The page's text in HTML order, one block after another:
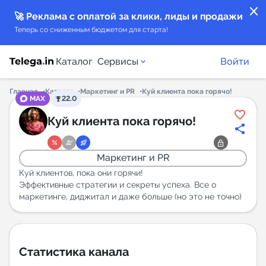
close
🚀 Реклама с оплатой за клики, лиды и продажи
Теперь со сниженным бюджетом для старта!
Каталог Сервисы
Каталог каналов
Каталог ботов
Горящие предложения
Индекс читаемости каналов в Telegram
Войти
Главная Каталог Маркетинг и PR
Куй клиента пока горячо!
MAX
22.0
Куй клиента пока горячо!
Маркетинг и PR
Куй клиентов, пока они горячи!
Эффективные стратегии и секреты успеха. Все о
маркетинге, диджитал и даже больше (но это не точно)
Статистика канала